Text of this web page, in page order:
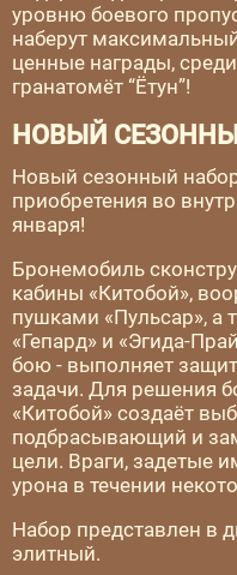
уровню боевого
наберут
ценные награды,
гранатомёт “Ётун”!
НОВЫЙ
Новый сезонный
приобретения во
января!
Бронемобиль
кабины «Китобой»,
пушками «Пульсар», а
«Гепард» и «Эгида-
бою - выполняет
задачи. Для решения
«Китобой» создаёт
подбрасывающий и
цели. Враги, задетые
урона в течении
Набор представлен в
элитный.